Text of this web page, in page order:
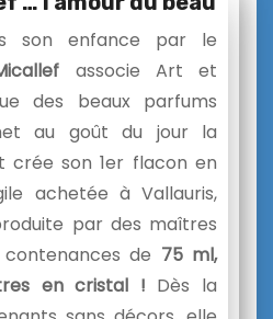
son enfance par le
associe Art et
des beaux parfums
au goût du jour la
crée son 1er flacon en
achetée à Vallauris,
par des maîtres
de 75 ml,
en cristal ! Dès la